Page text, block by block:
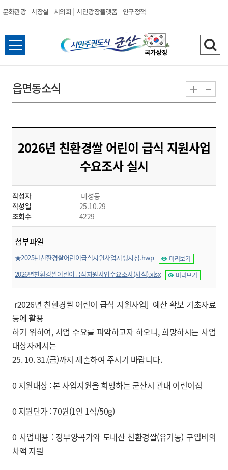
문화관광 시장실 시의회 시민광장플랫폼 인구정책
시
민
도
시
군
산
전
체
뉴
열
검
색
기
읍면동소식 + -
2026년 친환경쌀 어린이 급식 지원사업
수요조사 실시
작성자
미성동
작성일
25.10.29
조회수
4229
첨부파일
★2025년친환경쌀어린이급식지원사업시행지침.hwp 미리보기
2026년친환경쌀어린이급식지원사업수요조사(서식).xlsx 미리보기
r2026년 친환경쌀 어린이 급식 지원사업] 예산 확보 기초자료
등에 활용
하기 위하여, 사업 수요를 파악하고자 하오니, 희망하시는 사업
대상자께서는
25. 10. 31.(금)까지 제출하여 주시기 바랍니다.
0 지원대상 : 본 사업지원을 희망하는 군산시 관내 어린이집
0 지원단가 : 70원(1인 1식/50g)
0 사업내용 : 정부양곡가와 도내산 친환경쌀(유기농) 구입비의
차액 지원